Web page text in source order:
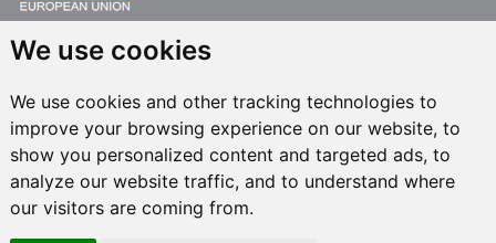
We use cookies
We use cookies and other tracking technologies to
improve your browsing experience on our website, to
show you personalized content and targeted ads, to
analyze our website traffic, and to understand where
our visitors are coming from.
FONDO EUROPEO DE DESARROLLO REGIONAL
FRECAN S.L.U.en el marco del Programa ICEX Next, ha contado con el apoyo
de ICEX y con la cofinanciación del fondo europeo FEDER. La finalidad de
este apoyo es contribuir al desarrollo internacional de la empresa y de su
entorno.
Todos los derechos reservados © 2024 Frecan, S.L.U. -